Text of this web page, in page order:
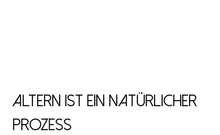
Altern ist ein natürlicher
Prozess